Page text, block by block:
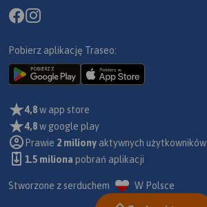
Pobierz aplikację Traseo:
4,8w app store
4,8w google play
Prawie 2 miliony aktywnych użytkowników
1.5 miliona pobrań aplikacji
Stworzone z serduchem W Polsce